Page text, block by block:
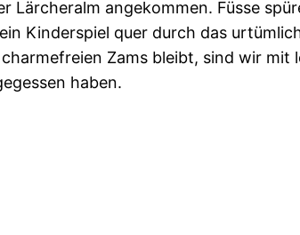
Lärcheralm angekommen. Füsse
Kinderspiel quer durch das
Zams bleibt, sind wir
haben.